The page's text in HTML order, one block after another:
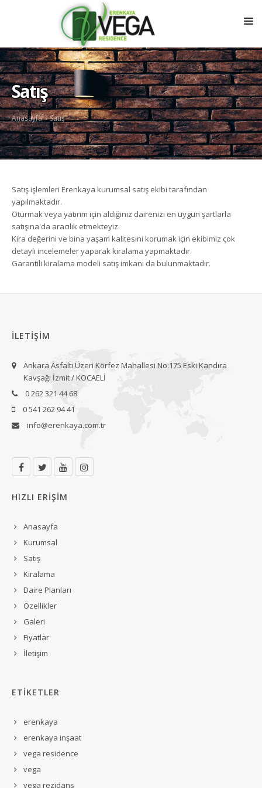
ANASAYFA
KURUMSAL
SATIŞ
KIRALAMA
DAIRE PLANLARI
GALERI
FIYATLAR
İLETIŞIM
Satış
Anasayfa Satış
Satış işlemleri Erenkaya kurumsal satış ekibi tarafından
yapılmaktadır.
Oturmak veya yatırım için aldığınız dairenizi en uygun şartlarla
satışına'da aracılık etmekteyiz.
Kira değerini ve bina yaşam kalitesini korumak için ekibimiz çok
detaylı incelemeler yaparak kiralama yapmaktadır.
Garantili kiralama modeli satış imkanı da bulunmaktadır.
İLETİŞİM
Ankara Asfaltı Üzeri Körfez Mahallesi No:175 Eski Kandıra
Kavşağı İzmit / KOCAELİ
0 262 321 44 68
0 541 262 94 41
info@erenkaya.com.tr
HIZLI ERİŞİM
Anasayfa
Kurumsal
Satış
Kiralama
Daire Planları
Özellikler
Galeri
Fiyatlar
İletişim
ETİKETLER
erenkaya
erenkaya inşaat
vega residence
vega
vega rezidans